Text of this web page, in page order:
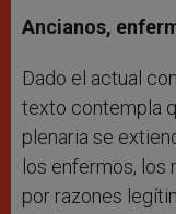
Ancianos,
Dado el actual
texto contempla
plenaria se
los enfermos,
por razones